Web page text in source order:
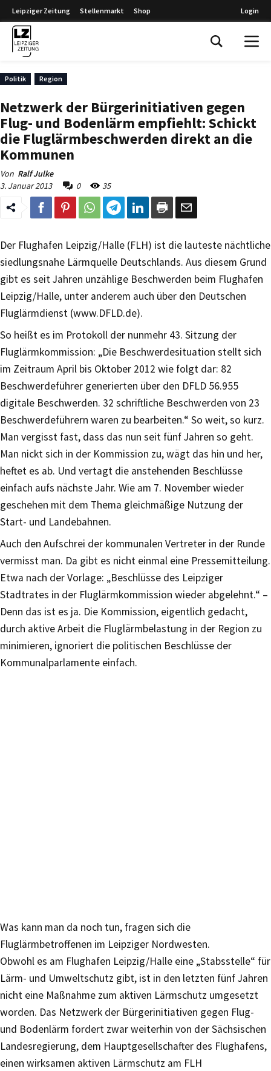
Leipziger Zeitung Stellenmarkt Shop Login
Politik Region
Netzwerk der Bürgerinitiativen gegen
Flug- und Bodenlärm empfiehlt: Schickt
die Fluglärmbeschwerden direkt an die
Kommunen
Von Ralf Julke
3. Januar 2013
0 35
Der Flughafen Leipzig/Halle (FLH) ist die lauteste nächtliche
siedlungsnahe Lärmquelle Deutschlands. Aus diesem Grund
gibt es seit Jahren unzählige Beschwerden beim Flughafen
Leipzig/Halle, unter anderem auch über den Deutschen
Fluglärmdienst (www.DFLD.de).
So heißt es im Protokoll der nunmehr 43. Sitzung der
Fluglärmkommission: „Die Beschwerdesituation stellt sich
im Zeitraum April bis Oktober 2012 wie folgt dar: 82
Beschwerdeführer generierten über den DFLD 56.955
digitale Beschwerden. 32 schriftliche Beschwerden von 23
Beschwerdeführern waren zu bearbeiten.“ So weit, so kurz.
Man vergisst fast, dass das nun seit fünf Jahren so geht.
Man nickt sich in der Kommission zu, wägt das hin und her,
heftet es ab. Und vertagt die anstehenden Beschlüsse
einfach aufs nächste Jahr. Wie am 7. November wieder
geschehen mit dem Thema gleichmäßige Nutzung der
Start- und Landebahnen.
Auch den Aufschrei der kommunalen Vertreter in der Runde
vermisst man. Da gibt es nicht einmal eine Pressemitteilung.
Etwa nach der Vorlage: „Beschlüsse des Leipziger
Stadtrates in der Fluglärmkommission wieder abgelehnt.“ –
Denn das ist es ja. Die Kommission, eigentlich gedacht,
durch aktive Arbeit die Fluglärmbelastung in der Region zu
minimieren, ignoriert die politischen Beschlüsse der
Kommunalparlamente einfach.
Was kann man da noch tun, fragen sich die
Fluglärmbetroffenen im Leipziger Nordwesten.
Obwohl es am Flughafen Leipzig/Halle eine „Stabsstelle“ für
Lärm- und Umweltschutz gibt, ist in den letzten fünf Jahren
nicht eine Maßnahme zum aktiven Lärmschutz umgesetzt
worden. Das Netzwerk der Bürgerinitiativen gegen Flug-
und Bodenlärm fordert zwar weiterhin von der Sächsischen
Landesregierung, dem Hauptgesellschafter des Flughafens,
einen wirksamen aktiven Lärmschutz am FLH